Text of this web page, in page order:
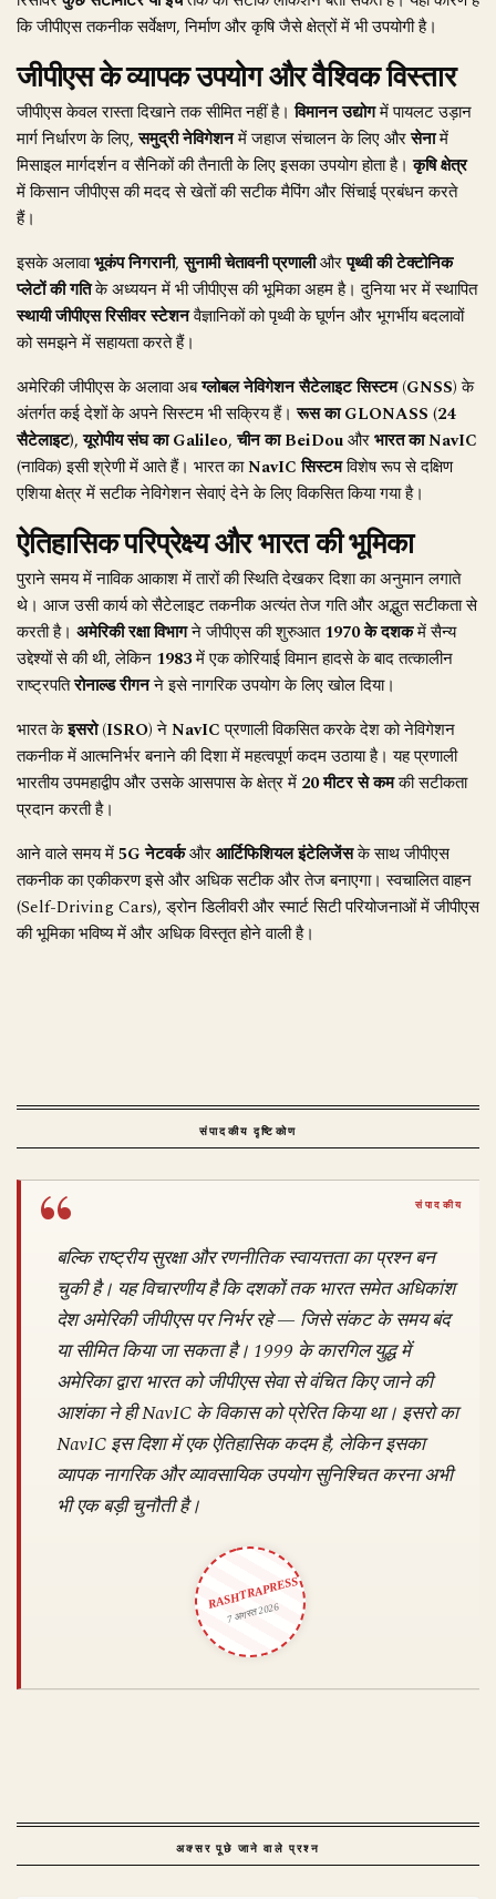
कि जीपीएस तकनीक सर्वेक्षण, निर्माण और कृषि जैसे क्षेत्रों में भी उपयोगी है।
जीपीएस के व्यापक उपयोग और वैश्विक विस्तार
जीपीएस केवल रास्ता दिखाने तक सीमित नहीं है।विमानन उद्योगमें पायलट उड़ान
मार्ग निर्धारण के लिए,समुद्री नेविगेशनमें जहाज संचालन के लिए औरसेनामें
मिसाइल मार्गदर्शन व सैनिकों की तैनाती के लिए इसका उपयोग होता है।कृषि क्षेत्र
में किसान जीपीएस की मदद से खेतों की सटीक मैपिंग और सिंचाई प्रबंधन करते
हैं।
इसके अलावाभूकंप निगरानी,सुनामी चेतावनी प्रणालीऔरपृथ्वी की टेक्टोनिक
प्लेटों की गतिके अध्ययन में भी जीपीएस की भूमिका अहम है। दुनिया भर में स्थापित
स्थायी जीपीएस रिसीवर स्टेशनवैज्ञानिकों को पृथ्वी के घूर्णन और भूगर्भीय बदलावों
को समझने में सहायता करते हैं।
अमेरिकी जीपीएस के अलावा अबग्लोबल नेविगेशन सैटेलाइट सिस्टम (GNSS)के
अंतर्गत कई देशों के अपने सिस्टम भी सक्रिय हैं।रूस का GLONASS (24
सैटेलाइट),यूरोपीय संघ का Galileo,चीन का BeiDouऔरभारत का NavIC
(नाविक) इसी श्रेणी में आते हैं। भारत काNavIC सिस्टमविशेष रूप से दक्षिण
एशिया क्षेत्र में सटीक नेविगेशन सेवाएं देने के लिए विकसित किया गया है।
ऐतिहासिक परिप्रेक्ष्य और भारत की भूमिका
पुराने समय में नाविक आकाश में तारों की स्थिति देखकर दिशा का अनुमान लगाते
थे। आज उसी कार्य को सैटेलाइट तकनीक अत्यंत तेज गति और अद्भुत सटीकता से
करती है। अमेरिकी रक्षा विभागने जीपीएस की शुरुआत1970 के दशकमें सैन्य
उद्देश्यों से की थी, लेकिन 1983में एक कोरियाई विमान हादसे के बाद तत्कालीन
राष्ट्रपतिरोनाल्ड रीगनने इसे नागरिक उपयोग के लिए खोल दिया।
भारत केइसरो (ISRO)नेNavICप्रणाली विकसित करके देश को नेविगेशन
तकनीक में आत्मनिर्भर बनाने की दिशा में महत्वपूर्ण कदम उठाया है। यह प्रणाली
भारतीय उपमहाद्वीप और उसके आसपास के क्षेत्र में 20 मीटर से कमकी सटीकता
प्रदान करती है।
आने वाले समय में5G नेटवर्कऔरआर्टिफिशियल इंटेलिजेंसके साथ जीपीएस
तकनीक का एकीकरण इसे और अधिक सटीक और तेज बनाएगा। स्वचालित वाहन
(Self-Driving Cars), ड्रोन डिलीवरी और स्मार्ट सिटी परियोजनाओं में जीपीएस
की भूमिका भविष्य में और अधिक विस्तृत होने वाली है।
संपादकीय दृष्टिकोण
बल्कि राष्ट्रीय सुरक्षा और रणनीतिक स्वायत्तता का प्रश्न बन
चुकी है। यह विचारणीय है कि दशकों तक भारत समेत अधिकांश
देश अमेरिकी जीपीएस पर निर्भर रहे — जिसे संकट के समय बंद
या सीमित किया जा सकता है। 1999 के कारगिल युद्ध में
अमेरिका द्वारा भारत को जीपीएस सेवा से वंचित किए जाने की
आशंका ने ही NavIC के विकास को प्रेरित किया था। इसरो का
NavIC इस दिशा में एक ऐतिहासिक कदम है, लेकिन इसका
व्यापक नागरिक और व्यावसायिक उपयोग सुनिश्चित करना अभी
भी एक बड़ी चुनौती है।
RASHTRAPRESS
7 अगस्त 2026
अक्सर पूछे जाने वाले प्रश्न